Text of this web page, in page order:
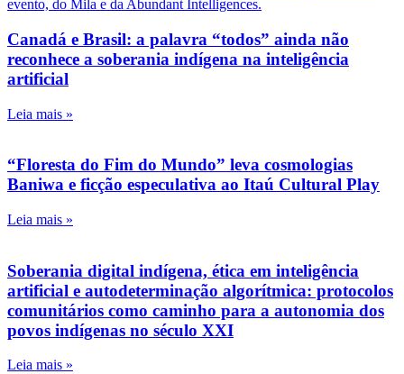
Canadá e Brasil: a palavra “todos” ainda não
reconhece a soberania indígena na inteligência
artificial
Leia mais »
“Floresta do Fim do Mundo” leva cosmologias
Baniwa e ficção especulativa ao Itaú Cultural Play
Leia mais »
Soberania digital indígena, ética em inteligência
artificial e autodeterminação algorítmica: protocolos
comunitários como caminho para a autonomia dos
povos indígenas no século XXI
Leia mais »